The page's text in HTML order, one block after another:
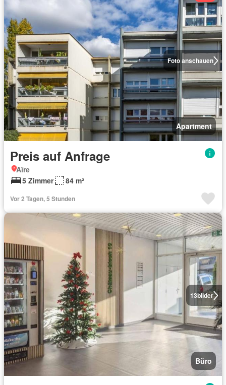
Foto anschauen
Apartment
Preis auf Anfrage
Aïre
5 Zimmer
84 m²
Vor 2 Tagen, 5 Stunden
13bilder
Büro